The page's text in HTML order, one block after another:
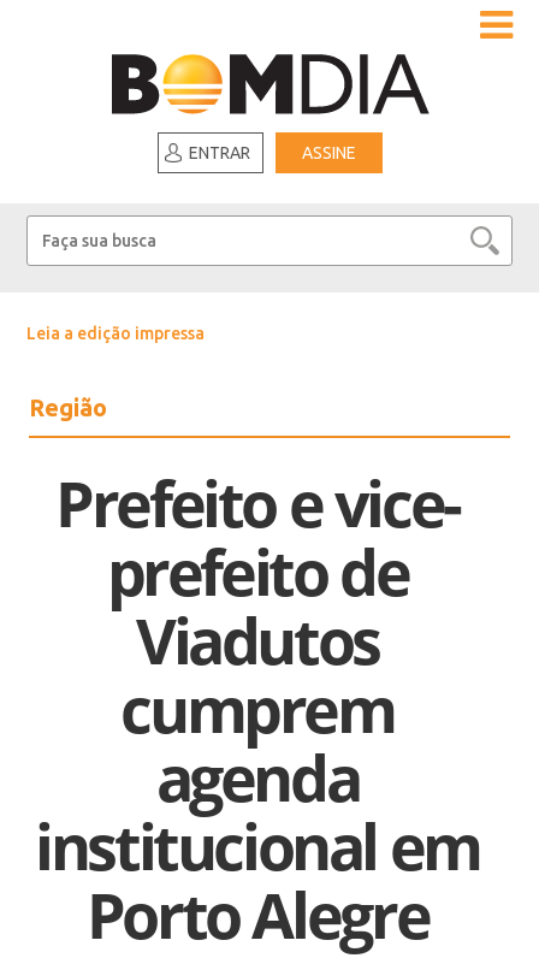
ENTRAR ASSINE
Leia a edição impressa
Região
Prefeito e vice-
prefeito de
Viadutos
cumprem
agenda
institucional em
Porto Alegre